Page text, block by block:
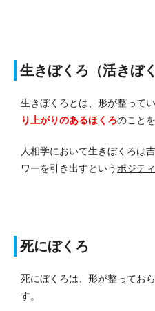
生きぼくろ（活きぼく
生きぼくろとは、形が整って
り上がりのあるほくろのこと
人相学において生きぼくろは
ワーを引き出すという ポジテ
死にぼくろ
死にぼくろは、形が整ってお
す。